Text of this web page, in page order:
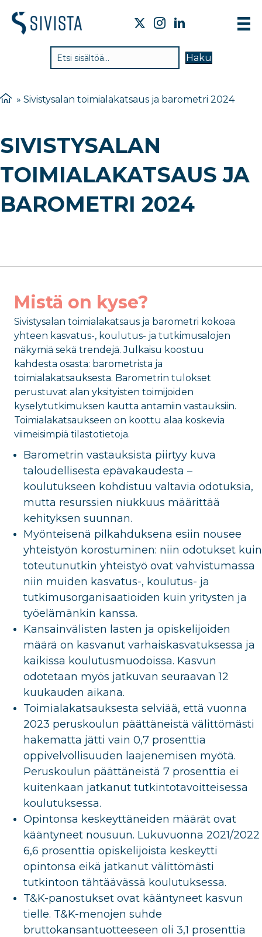
Haku
» Sivistysalan toimialakatsaus ja barometri 2024
SIVISTYSALAN
TOIMIALAKATSAUS JA
BAROMETRI 2024
Mistä on kyse?
Sivistysalan toimialakatsaus ja barometri kokoaa
yhteen kasvatus-, koulutus- ja tutkimusalojen
näkymiä sekä trendejä. Julkaisu koostuu
kahdesta osasta: barometrista ja
toimialakatsauksesta. Barometrin tulokset
perustuvat alan yksityisten toimijoiden
kyselytutkimuksen kautta antamiin vastauksiin.
Toimialakatsaukseen on koottu alaa koskevia
viimeisimpiä tilastotietoja.
Barometrin vastauksista piirtyy kuva
taloudellisesta epävakaudesta –
koulutukseen kohdistuu valtavia odotuksia,
mutta resurssien niukkuus määrittää
kehityksen suunnan.
Myönteisenä pilkahduksena esiin nousee
yhteistyön korostuminen: niin odotukset kuin
toteutunutkin yhteistyö ovat vahvistumassa
niin muiden kasvatus-, koulutus- ja
tutkimusorganisaatioiden kuin yritysten ja
työelämänkin kanssa.
Kansainvälisten lasten ja opiskelijoiden
määrä on kasvanut varhaiskasvatuksessa ja
kaikissa koulutusmuodoissa. Kasvun
odotetaan myös jatkuvan seuraavan 12
kuukauden aikana.
Toimialakatsauksesta selviää, että vuonna
2023 peruskoulun päättäneistä välittömästi
hakematta jätti vain 0,7 prosenttia
oppivelvollisuuden laajenemisen myötä.
Peruskoulun päättäneistä 7 prosenttia ei
kuitenkaan jatkanut tutkintotavoitteisessa
koulutuksessa.
Opintonsa keskeyttäneiden määrät ovat
kääntyneet nousuun. Lukuvuonna 2021/2022
6,6 prosenttia opiskelijoista keskeytti
opintonsa eikä jatkanut välittömästi
tutkintoon tähtäävässä koulutuksessa.
T&K-panostukset ovat kääntyneet kasvun
tielle. T&K-menojen suhde
bruttokansantuotteeseen oli 3,1 prosenttia